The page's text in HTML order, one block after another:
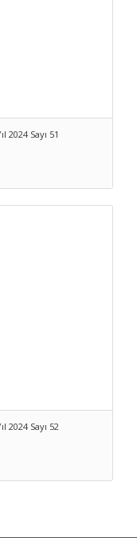
2024 Sayı 51
2024 Sayı 52